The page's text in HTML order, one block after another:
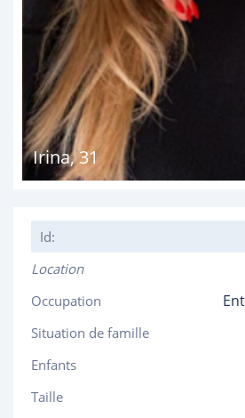
Irina,31
Id:
Location
Occupation
Situation de famille
Enfants
Taille